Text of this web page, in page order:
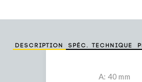
Description Spéc. technique
A: 40 mm